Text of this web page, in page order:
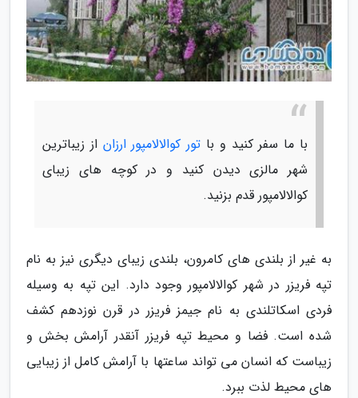
با ما سفر کنید و با تور کوالالامپور ارزان از زیباترین
شهر مالزی دیدن کنید و در کوچه های زیبای
کوالالامپور قدم بزنید.
به غیر از بلندی های کامرون، بلندی زیبای دیگری نیز به نام
تپه فریزر در شهر کوالالامپور وجود دارد. این تپه به وسیله
فردی اسکاتلندی به نام جیمز فریزر در قرن نوزدهم کشف
شده است. فضا و محیط تپه فریزر آنقدر آرامش بخش و
زیباست که انسان می تواند ساعتها با آرامش کامل از زیبایی
های محیط لذت ببرد.